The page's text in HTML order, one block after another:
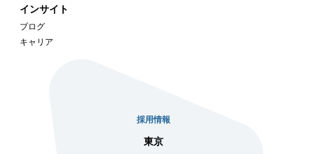
インサイト
ブログ
キャリア
採用情報
東京